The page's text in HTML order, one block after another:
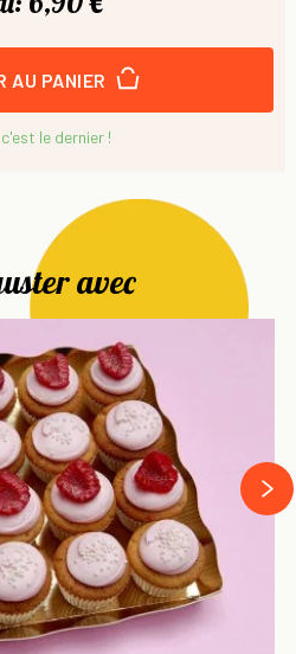
AU PANIER
c'est le dernier !
avec
next